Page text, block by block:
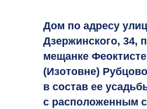
Дом по адресу
Дзержинского, 34,
мещанке
(Изотовне)
в состав ее
с расположенным